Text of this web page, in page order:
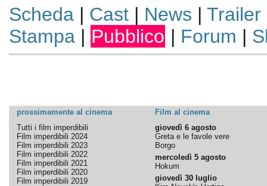
Scheda| Cast| News | Trailer
Stampa| Pubblico | Forum |
prossimamente al cinema
Film al cinema
Tutti i film imperdibili
Film imperdibili 2024
Film imperdibili 2023
Film imperdibili 2022
Film imperdibili 2021
Film imperdibili 2020
Film imperdibili 2019
giovedì 6 agosto
Greta e le favole vere
Borgo
mercoledì 5 agosto
Hokum
giovedì 30 luglio